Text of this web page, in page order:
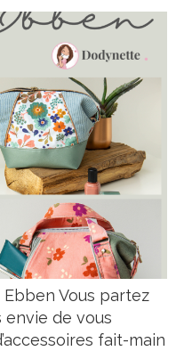
Vous partez
de vous
fait-main